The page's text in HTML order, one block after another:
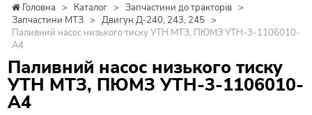
Головна > Каталог > Запчастини до тракторів >
Запчастини МТЗ > Двигун Д-240, 243, 245 >
Паливний насос низького тиску УТН МТЗ, ПЮМЗ УТН-3-1106010-
А4
Паливний насос низького тиску
УТН МТЗ, ПЮМЗ УТН-3-1106010-
А4